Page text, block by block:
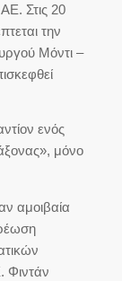
Στις 20
την
Μόντι –
ενός
μόνο
αμοιβαία
Φιντάν